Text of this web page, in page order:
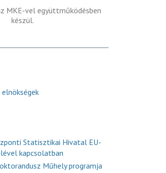
MKE-vel együttműködésben
készül.
Statisztikai Hivatal EU-
kapcsolatban
Műhely programja